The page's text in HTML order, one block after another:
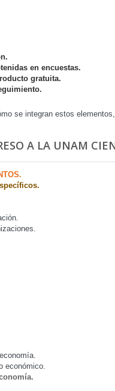
en encuestas.
gratuita.
se integran estos
A LA UNAM
económico.